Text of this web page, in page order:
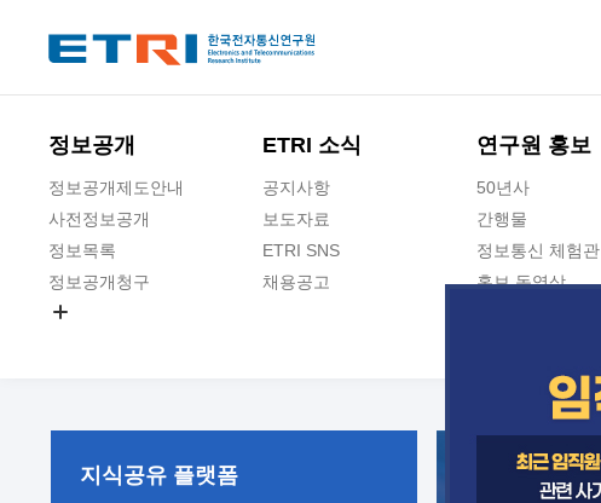
정보공개
정보공개제도안내
사전정보공개
정보목록
정보공개청구
ETRI 소식
공지사항
보도자료
ETRI SNS
채용공고
연구원 홍보
50년사
간행물
정보통신 체험관
홍보 동영상
지식공유 플랫폼